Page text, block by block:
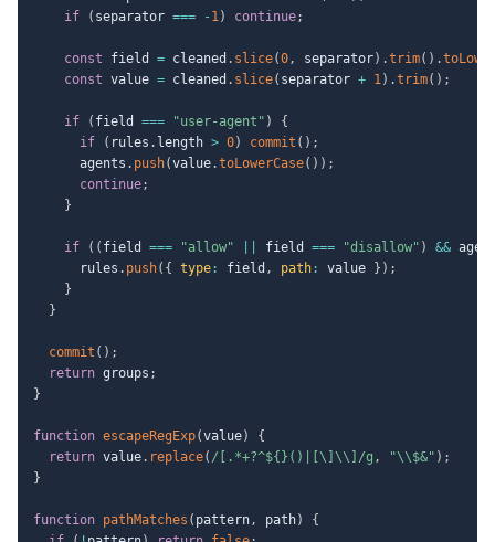
if
( separator === - 1) continue;
const field = cleaned . slice(0, separator) .trim( ) .
const value = cleaned . slice( separator + 1) .trim( ) ;
if ( field === "user-agent" )
{
if
( rules . length > 0) commit ( ) ;
      agents
. push(value.toLowerCase( ) ) ;
continue;
}
if ( ( field === "allow" field === "disallow" ) &&
      rules
. push( { type : field , path : value } ) ;
}
}
commit ( ) ;
return groups ;
}
function escapeRegExp(value)
{
return value. replace( / [.*+?^${}()|[\]\\] /g , "\\$&" ) ;
}
function pathMatches ( pattern, path)
{